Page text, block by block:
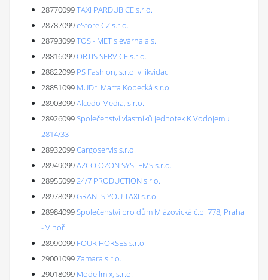
28770099TAXI PARDUBICE s.r.o.
28787099eStore CZ s.r.o.
28793099TOS - MET slévárna a.s.
28816099ORTIS SERVICE s.r.o.
28822099 PS Fashion, s.r.o. v likvidaci
28851099 MUDr. Marta Kopecká s.r.o.
28903099Alcedo Media, s.r.o.
28926099Společenství vlastníků jednotek K Vodojemu
2814/33
28932099Cargoservis s.r.o.
28949099AZCO OZON SYSTEMS s.r.o.
2895509924/7 PRODUCTION s.r.o.
28978099GRANTS YOU TAXI s.r.o.
28984099Společenství pro dům Mlázovická č.p. 778, Praha
- Vinoř
28990099 FOUR HORSES s.r.o.
29001099Zamara s.r.o.
29018099 Modellmix, s.r.o.